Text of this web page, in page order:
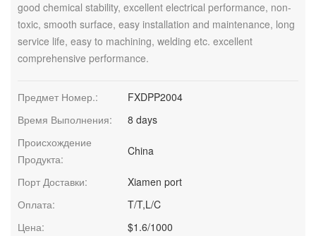
good chemical stability, excellent electrical performance, non-
toxic, smooth surface, easy installation and maintenance, long
service life, easy to machining, welding etc. excellent
comprehensive performance.
Предмет Номер.:
FXDPP2004
Время Выполнения:
8 days
Происхождение
Продукта:
China
Порт Доставки:
Xiamen port
Оплата:
T/T,L/C
Цена:
$1.6/1000